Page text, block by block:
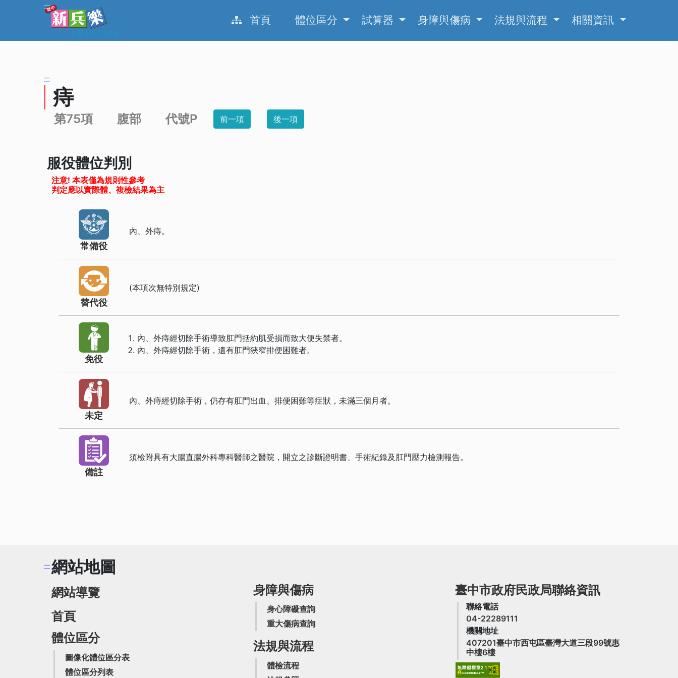
跳到主要內容:::
網站導覽
首頁 體位區分 試算器 身障與傷病 法規與流程 相關資訊
:::
痔
第75項 腹部 代號P 前一項 後一項
服役體位判別
注意! 本表僅為規則性參考
判定應以實際體、複檢結果為主
常備役
內、外痔。
替代役
(本項次無特別規定)
免役
內、外痔經切除手術導致肛門括約肌受損而致大便失禁者。
內、外痔經切除手術，遺有肛門狹窄排便困難者。
未定
內、外痔經切除手術，仍存有肛門出血、排便困難等症狀，未滿三個月者。
備註
須檢附具有大腸直腸外科專科醫師之醫院，開立之診斷證明書、手術紀錄及肛門壓力檢測報告。
:::網站地圖
網站導覽
首頁
體位區分
圖像化體位區分表
體位區分列表
身障與傷病
身心障礙查詢
重大傷病查詢
法規與流程
體檢流程
臺中市政府民政局聯絡資訊
聯絡電話
04-22289111
機關地址
407201臺中市西屯區臺灣大道三段99號惠
中樓6樓(另開新視窗)